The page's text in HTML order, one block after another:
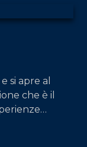
si apre al
che è il
al